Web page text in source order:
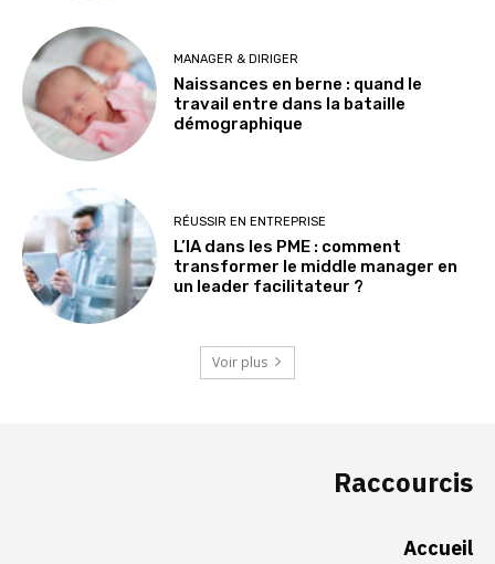
MANAGER & DIRIGER
Naissances en berne : quand le
travail entre dans la bataille
démographique
RÉUSSIR EN ENTREPRISE
L’IA dans les PME : comment
transformer le middle manager en
un leader facilitateur ?
Voir plus
Raccourcis
Accueil